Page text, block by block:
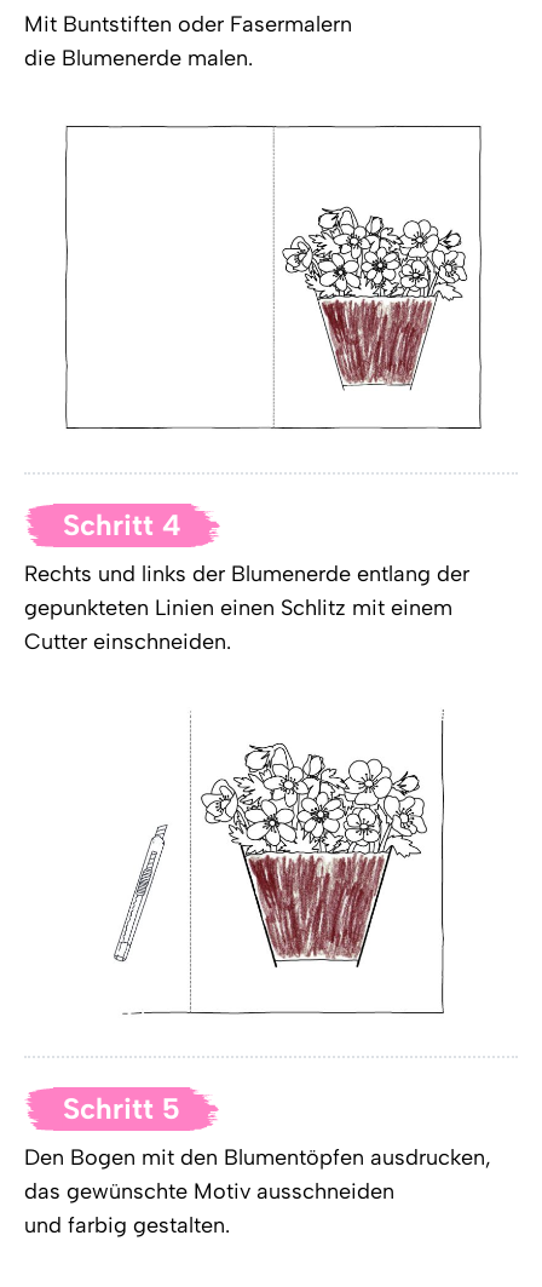
Mit Buntstiften oder Fasermalern
die Blumenerde malen.
Schritt 4
Rechts und links der Blumenerde entlang der
gepunkteten Linien einen Schlitz mit einem
Cutter einschneiden.
Schritt 5
Den Bogen mit den Blumentöpfen ausdrucken,
das gewünschte Motiv ausschneiden
und farbig gestalten.